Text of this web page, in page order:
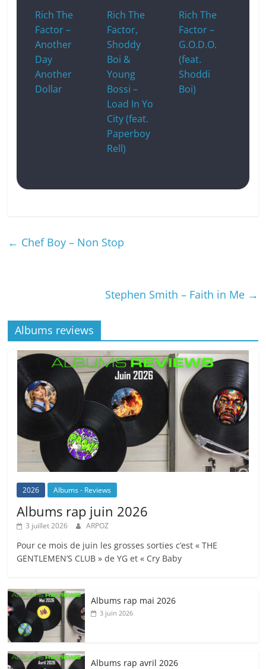
Rich The
Factor –
Another
Day
Another
Dollar
Rich The
Factor,
Shoddy
Boi &
Young
Bossi –
Load In Yo
City (feat.
Paperboy
Rell)
Rich The
Factor –
G.O.D.O.
(feat.
Shoddi
Boi)
← Chef Boy – Non Stop
Stephen Smith – Faith in Me →
Albums reviews
2026 Albums - Reviews
Albums rap juin 2026
3 juillet 2026 ARPOZ
Pour ce mois de juin les grosses sorties c’est « THE
GENTLEMEN’S CLUB » de YG et « Cry Baby
Albums rap mai 2026
3 juin 2026
Albums rap avril 2026